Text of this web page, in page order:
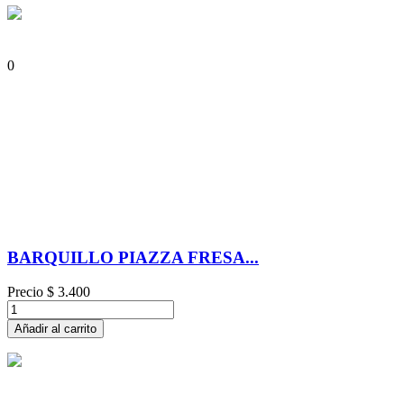
0
BARQUILLO PIAZZA FRESA...
Precio $ 3.400
Añadir al carrito